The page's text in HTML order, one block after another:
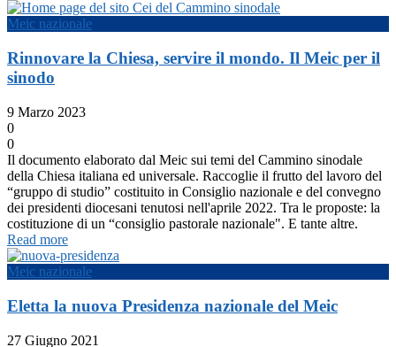
Meic nazionale
Rinnovare la Chiesa, servire il mondo. Il Meic per il
sinodo
9 Marzo 2023
0
0
Il documento elaborato dal Meic sui temi del Cammino sinodale
della Chiesa italiana ed universale. Raccoglie il frutto del lavoro del
“gruppo di studio” costituito in Consiglio nazionale e del convegno
dei presidenti diocesani tenutosi nell'aprile 2022. Tra le proposte: la
costituzione di un “consiglio pastorale nazionale". E tante altre.
Read more
Meic nazionale
Eletta la nuova Presidenza nazionale del Meic
27 Giugno 2021